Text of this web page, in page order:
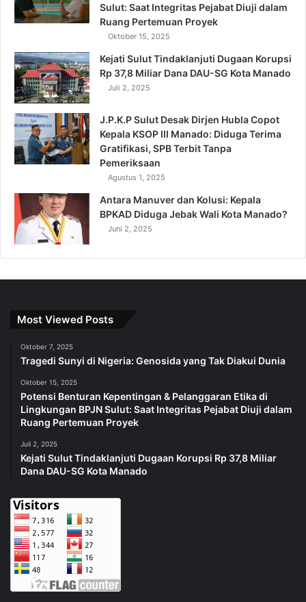
Sulut: Saat Integritas Pejabat Diuji dalam
Ruang Pertemuan Proyek
Oktober 15, 2025
Kejati Sulut Tindaklanjuti Dugaan Korupsi
Rp 37,8 Miliar Dana DAU-SG Kota Manado
Juli 2, 2025
J.P.K.P Sulut Desak Dirjen Hubla Copot
Kepala KSOP III Manado: Diduga Terima
Gratifikasi, SPB Terbit Tanpa
Pemeriksaan
Agustus 1, 2025
Antara Manuver dan Kolusi: Kepala
BPKAD Diduga Jebak Wali Kota Manado?
Juni 2, 2025
Most Viewed Posts
Oktober 7, 2025
Tragedi Sunyi di Nigeria: Genosida yang Tak Diakui Dunia
Oktober 15, 2025
Potensi Benturan Kepentingan & Pelanggaran Etika di
Lingkungan BPJN Sulut: Saat Integritas Pejabat Diuji dalam
Ruang Pertemuan Proyek
Juli 2, 2025
Kejati Sulut Tindaklanjuti Dugaan Korupsi Rp 37,8 Miliar
Dana DAU-SG Kota Manado